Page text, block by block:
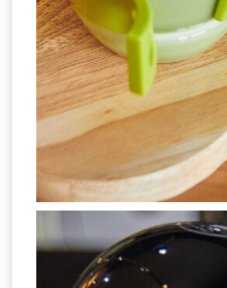
ลายแทง
ความ
อร่อย
เชียงใหม่
ลุ้น
บัตร